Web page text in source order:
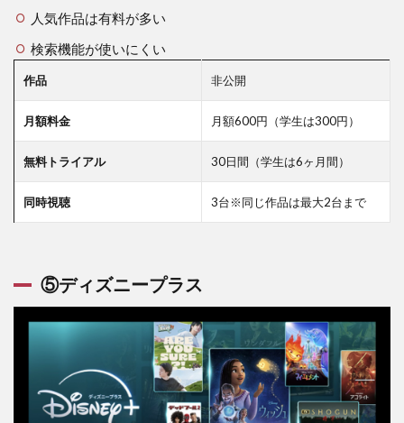
人気作品は有料が多い
検索機能が使いにくい
作品 非公開
月額料金 月額600円（学生は300円）
無料トライアル 30日間（学生は6ヶ月間）
同時視聴 3台※同じ作品は最大2台まで
⑤ディズニープラス